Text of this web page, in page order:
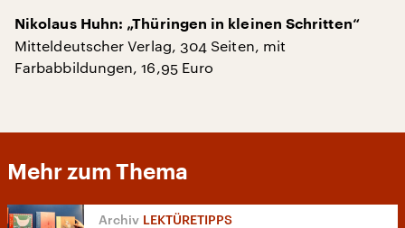
Nikolaus Huhn: „Thüringen in kleinen Schritten“
Mitteldeutscher Verlag, 304 Seiten, mit
Farbabbildungen, 16,95 Euro
Mehr zum Thema
LEKTÜRETIPPS